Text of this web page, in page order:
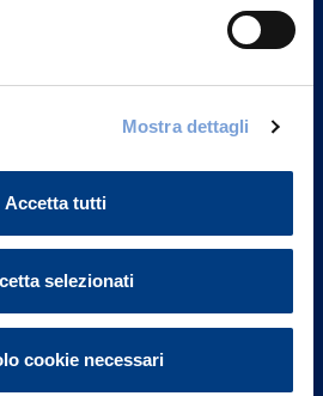
Mostra dettagli
Accetta tutti
selezionati
cookie necessari